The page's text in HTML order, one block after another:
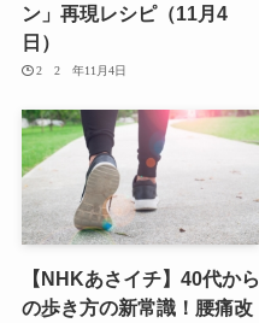
ン」再現レシピ（11月4
日）
2020年11月4日
【NHKあさイチ】40代から
の歩き方の新常識！腰痛改